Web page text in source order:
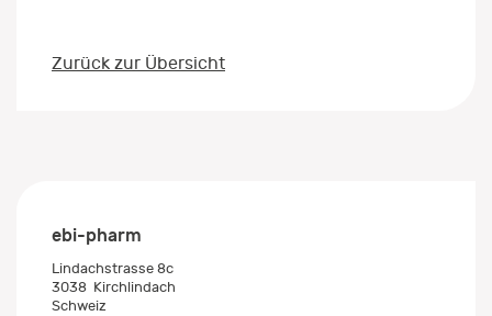
Zurück zur Übersicht
ebi-pharm
Lindachstrasse 8c
3038 Kirchlindach
Schweiz